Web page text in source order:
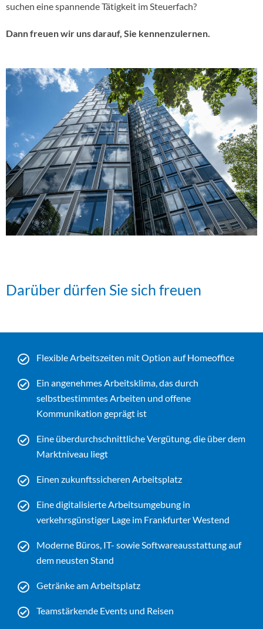
suchen eine spannende Tätigkeit im Steuerfach?
Dann freuen wir uns darauf, Sie kennenzulernen.
Darüber dürfen Sie sich freuen
Flexible Arbeitszeiten mit Option auf Homeoffice
Ein angenehmes Arbeitsklima, das durch
selbstbestimmtes Arbeiten und offene
Kommunikation geprägt ist
Eine überdurchschnittliche Vergütung, die über dem
Marktniveau liegt
Einen zukunftssicheren Arbeitsplatz
Eine digitalisierte Arbeitsumgebung in
verkehrsgünstiger Lage im Frankfurter Westend
Moderne Büros, IT- sowie Softwareausstattung auf
dem neusten Stand
Getränke am Arbeitsplatz
Teamstärkende Events und Reisen